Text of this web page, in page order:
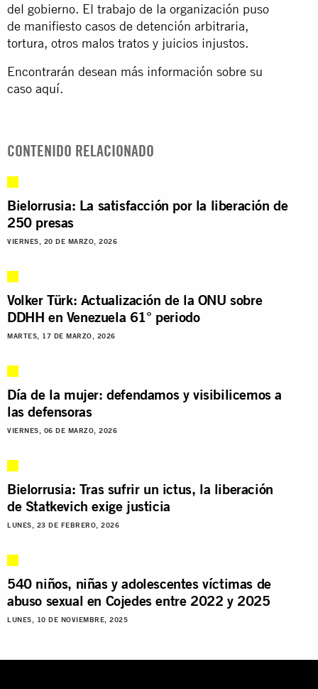
del gobierno. El trabajo de la organización puso
de manifiesto casos de detención arbitraria,
tortura, otros malos tratos y juicios injustos.
Encontrarán desean más información sobre su
caso aquí.
CONTENIDO RELACIONADO
Bielorrusia: La satisfacción por la liberación de
250 presas
VIERNES, 20 DE MARZO, 2026
Volker Türk: Actualización de la ONU sobre
DDHH en Venezuela 61° periodo
MARTES, 17 DE MARZO, 2026
Día de la mujer: defendamos y visibilicemos a
las defensoras
VIERNES, 06 DE MARZO, 2026
Bielorrusia: Tras sufrir un ictus, la liberación
de Statkevich exige justicia
LUNES, 23 DE FEBRERO, 2026
540 niños, niñas y adolescentes víctimas de
abuso sexual en Cojedes entre 2022 y 2025
LUNES, 10 DE NOVIEMBRE, 2025